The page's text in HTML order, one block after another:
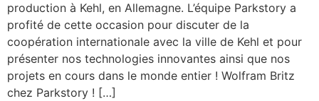
production à Kehl, en Allemagne. L’équipe Parkstory a
profité de cette occasion pour discuter de la
coopération internationale avec la ville de Kehl et pour
présenter nos technologies innovantes ainsi que nos
projets en cours dans le monde entier ! Wolfram Britz
chez Parkstory ! […]